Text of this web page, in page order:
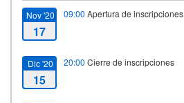
Nov '20
17
09:00 Apertura de inscripciones
Dic '20
15
20:00 Cierre de inscripciones